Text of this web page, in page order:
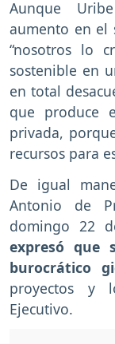
Aunque
aumento en el
“nosotros lo
sostenible en
en total
que produce
privada,
recursos para
De igual
Antonio de
domingo 22
expresó que
burocrático
proyectos y
Ejecutivo.